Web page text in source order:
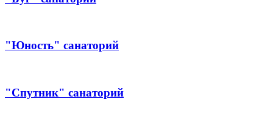
"Юность" санаторий
"Спутник" санаторий